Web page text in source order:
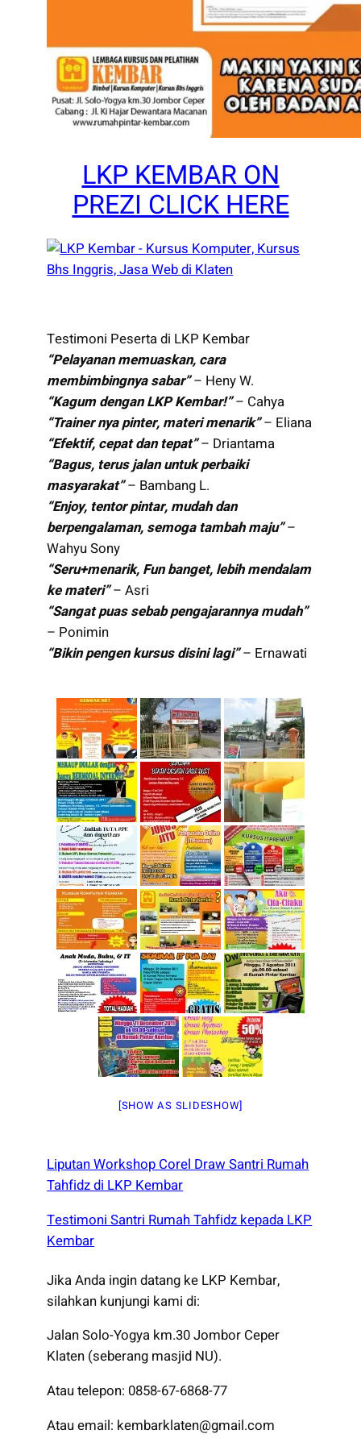
LKP KEMBAR ON
PREZI CLICK HERE
Testimoni Peserta di LKP Kembar
“Pelayanan memuaskan, cara
membimbingnya sabar”– Heny W.
“Kagum dengan LKP Kembar!”– Cahya
“Trainer nya pinter, materi menarik”– Eliana
“Efektif, cepat dan tepat”– Driantama
“Bagus, terus jalan untuk perbaiki
masyarakat”– Bambang L.
“Enjoy, tentor pintar, mudah dan
berpengalaman, semoga tambah maju”–
Wahyu Sony
“Seru+menarik, Fun banget, lebih mendalam
ke materi”– Asri
“Sangat puas sebab pengajarannya mudah”
– Ponimin
“Bikin pengen kursus disini lagi”– Ernawati
[SHOW AS SLIDESHOW]
Liputan Workshop Corel Draw Santri Rumah
Tahfidz di LKP Kembar
Testimoni Santri Rumah Tahfidz kepada LKP
Kembar
Jika Anda ingin datang ke LKP Kembar,
silahkan kunjungi kami di:
Jalan Solo-Yogya km.30 Jombor Ceper
Klaten (seberang masjid NU).
Atau telepon: 0858-67-6868-77
Atau email: kembarklaten@gmail.com